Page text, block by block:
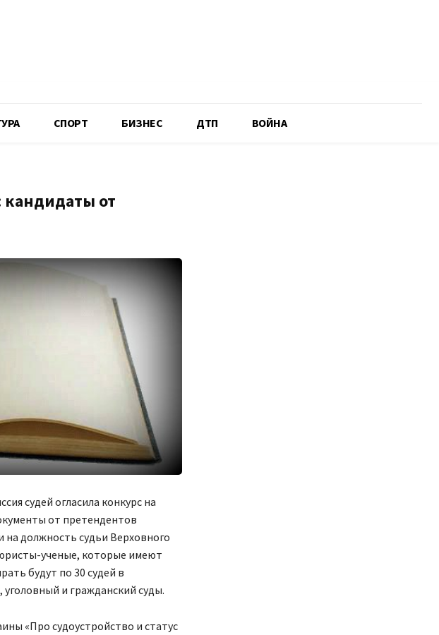
СПОРТ БИЗНЕС ДТП ВОЙНА
от
судей огласила конкурс на
от претендентов
на должность судьи Верховного
ученые, которые имеют
будут по 30 судей в
и гражданский суды.
«Про судоустройство и статус